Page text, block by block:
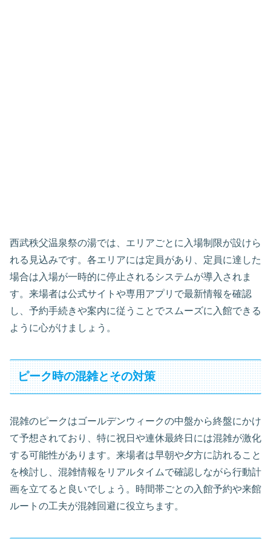
西武秩父温泉祭の湯では、エリアごとに入場制限が設けら
れる見込みです。各エリアには定員があり、定員に達した
場合は入場が一時的に停止されるシステムが導入されま
す。来場者は公式サイトや専用アプリで最新情報を確認
し、予約手続きや案内に従うことでスムーズに入館できる
ように心がけましょう。
ピーク時の混雑とその対策
混雑のピークはゴールデンウィークの中盤から終盤にかけ
て予想されており、特に祝日や連休最終日には混雑が激化
する可能性があります。来場者は早朝や夕方に訪れること
を検討し、混雑情報をリアルタイムで確認しながら行動計
画を立てると良いでしょう。時間帯ごとの入館予約や来館
ルートの工夫が混雑回避に役立ちます。